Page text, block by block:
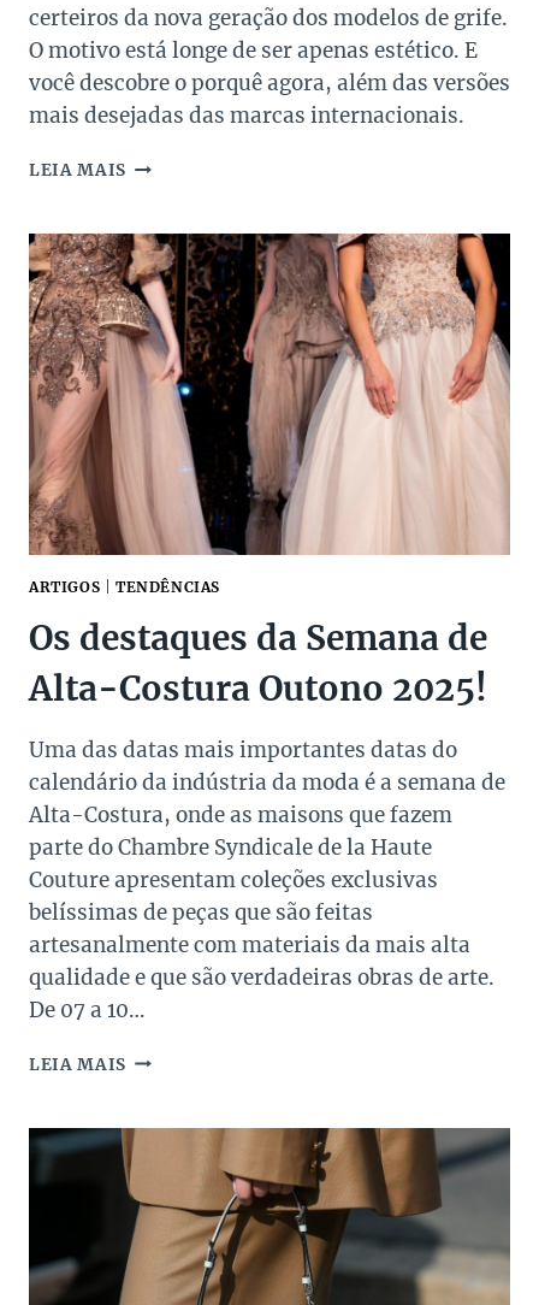
certeiros da nova geração dos modelos de grife.
O motivo está longe de ser apenas estético. E
você descobre o porquê agora, além das versões
mais desejadas das marcas internacionais.
LEIA MAIS CAMERA
LUXO:
5
MODELOS
QUE
DEFINEM
ESTILO
PRATICIDADE
ARTIGOS TENDÊNCIAS
Os destaques da Semana de
Alta-Costura Outono 2025!
Uma das datas mais importantes datas do
calendário da indústria da moda é a semana de
Alta-Costura, onde as maisons que fazem
parte do Chambre Syndicale de la Haute
Couture apresentam coleções exclusivas
belíssimas de peças que são feitas
artesanalmente com materiais da mais alta
qualidade e que são verdadeiras obras de arte.
De 07 a 10…
LEIA MAIS OS
SEMANA
DE
ALTA-
COSTURA
OUTONO
2025!